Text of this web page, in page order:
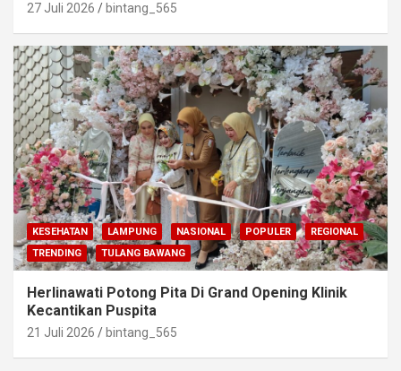
27 Juli 2026 bintang_565
KESEHATAN LAMPUNG NASIONAL POPULER
REGIONAL
TRENDING
TULANG BAWANG
Herlinawati Potong Pita Di Grand Opening Klinik
Kecantikan Puspita
21 Juli 2026 bintang_565